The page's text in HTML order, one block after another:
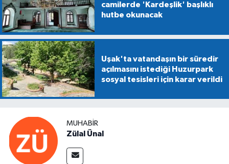
camilerde 'Kardeşlik' başlıklı
hutbe okunacak
Uşak'ta vatandaşın bir süredir
açılmasını istediği Huzurpark
sosyal tesisleri için karar verildi
MUHABIR
Zülal Ünal